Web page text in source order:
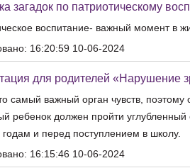
загадок по патриотическому
воспитание- важный момент в
16:20:59 10-06-2024
для родителей «Нарушение
самый важный орган чувств,
ребенок должен пройти
годам и перед поступлением в школу.
16:15:46 10-06-2024